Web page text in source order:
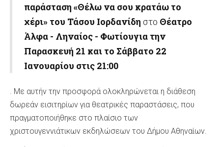
παράσταση «Θέλω να σου κρατάω το
χέρι» του Τάσου Ιορδανίδη στο Θέατρο
Άλφα - Ληναίος - Φωτίουγια την
Παρασκευή 21 και το Σάββατο 22
Ιανουαρίου στις 21:00
. Με αυτήν την προσφορά ολοκληρώνεται η διάθεση
δωρεάν εισιτηρίων για θεατρικές παραστάσεις, που
πραγματοποιήθηκε στο πλαίσιο των
χριστουγεννιάτικων εκδηλώσεων του Δήμου Αθηναίων.